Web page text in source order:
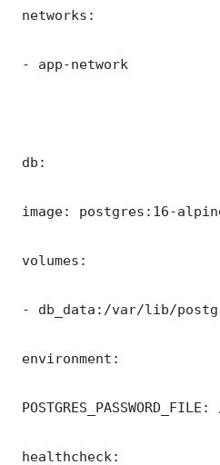
networks:
- app-network
db:
image: postgres:16-
volumes:
- db_data:/var/lib/
environment:
healthcheck: